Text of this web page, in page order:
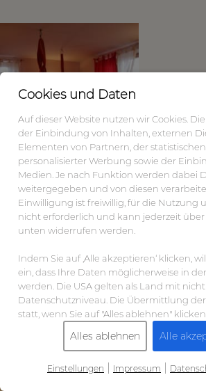
Cookies und Daten
Auf dieser Website nutzen wir Cookies.
der Einbindung von Inhalten, externen
Elementen von Partnern, der statistischen
personalisierter Werbung sowie der
Medien. Je nach Funktion werden dabei
weitergegeben und von diesen
Einwilligung ist freiwillig, für die Nutzung
nicht erforderlich und kann jederzeit über
unten widerrufen werden.
Indem Sie auf ‚Alle akzeptieren‘ klicken,
ein, dass Ihre Daten möglicherweise in
werden. Die USA gelten als Land mit
Datenschutzniveau. Die Übermittlung
statt, wenn Sie auf "Alles ablehnen" klicken.
Alles ablehnen Alle
Einstellungen Impressum